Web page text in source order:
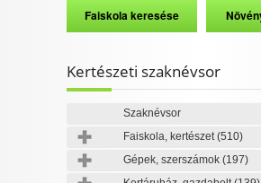
Kertészeti szaknévsor
Szaknévsor
Faiskola, kertészet(510)
Gépek, szerszámok (197)